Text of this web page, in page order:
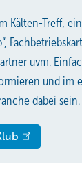
Kälten-Treff, ein
uvm.
und im
dabei sein.